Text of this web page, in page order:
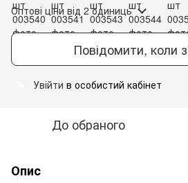
Оптові ціни від 2 одиниць
Повідомити, коли
Увійти в особистий кабінет
До обраного
Опис